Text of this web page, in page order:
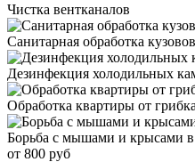
Чистка вентканалов
Санитарная обработка
Дезинфекция холодильных
Обработка квартиры от
Борьба с мышами и крысами в
от 800 руб